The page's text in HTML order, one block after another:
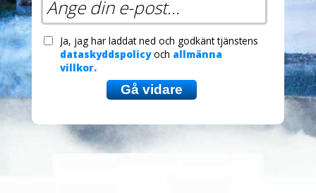
Ja, jag har laddat ned och godkänt tjänstens
dataskyddspolicyoch allmänna
villkor.
Gå vidare